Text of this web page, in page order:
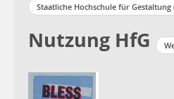
Staatliche Hochschule für Gestaltung
Nutzung HfG